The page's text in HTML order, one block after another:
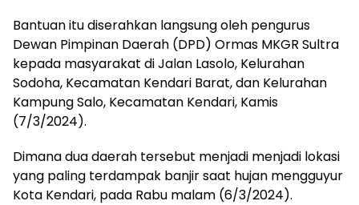
Bantuan itu diserahkan langsung oleh pengurus
Dewan Pimpinan Daerah (DPD) Ormas MKGR Sultra
kepada masyarakat di Jalan Lasolo, Kelurahan
Sodoha, Kecamatan Kendari Barat, dan Kelurahan
Kampung Salo, Kecamatan Kendari, Kamis
(7/3/2024).
Dimana dua daerah tersebut menjadi menjadi lokasi
yang paling terdampak banjir saat hujan mengguyur
Kota Kendari, pada Rabu malam (6/3/2024).